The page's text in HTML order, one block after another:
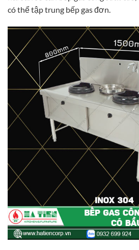
có thể tập trung bếp gas đơn.